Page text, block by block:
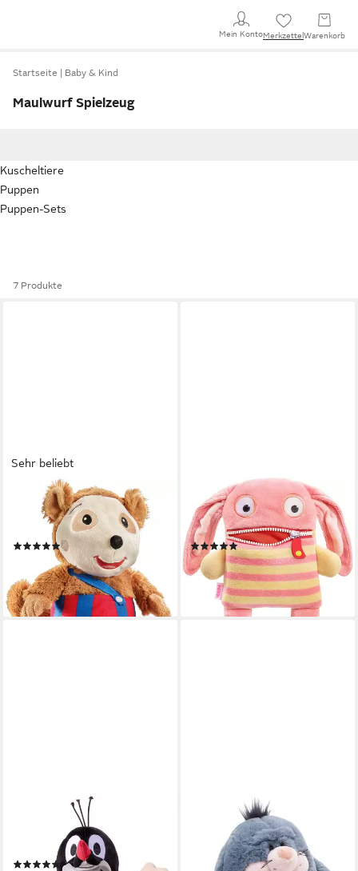
Mein KontoMerkzettel Warenkorb
Startseite Baby & Kind
Maulwurf Spielzeug
Kuscheltiere
Puppen
Puppen-Sets
7 Produkte
Sehr beliebt
SCHMIDT SPIELE
Kuscheltier Bobo
Siebenschläfer Plüsch
(84)
ab 24,90 €
lieferbar in 8 Wochen
SCHMIDT SPIELE
Plüschfigur Sorgenfresser
Pomm
(1)
ab 18,73 € UVP20,99 €
-11%
lieferbar in 2 Wochen
Handpuppe Kleiner Maulwurf
(1)